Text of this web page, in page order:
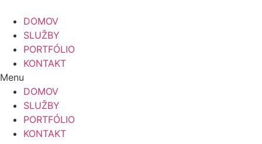
obsah
DOMOV
SLUŽBY
PORTFÓLIO
KONTAKT
Menu
DOMOV
SLUŽBY
PORTFÓLIO
KONTAKT